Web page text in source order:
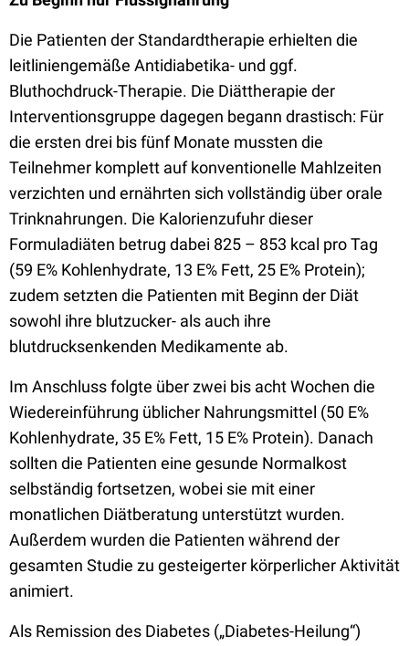
Die Patienten der Standardtherapie erhielten die
leitliniengemäße Antidiabetika- und ggf.
Bluthochdruck-Therapie. Die Diättherapie der
Interventionsgruppe dagegen begann drastisch: Für
die ersten drei bis fünf Monate mussten die
Teilnehmer komplett auf konventionelle Mahlzeiten
verzichten und ernährten sich vollständig über orale
Trinknahrungen. Die Kalorienzufuhr dieser
Formuladiäten betrug dabei 825 – 853 kcal pro Tag
(59 E% Kohlenhydrate, 13 E% Fett, 25 E% Protein);
zudem setzten die Patienten mit Beginn der Diät
sowohl ihre blutzucker- als auch ihre
blutdrucksenkenden Medikamente ab.
Im Anschluss folgte über zwei bis acht Wochen die
Wiedereinführung üblicher Nahrungsmittel (50 E%
Kohlenhydrate, 35 E% Fett, 15 E% Protein). Danach
sollten die Patienten eine gesunde Normalkost
selbständig fortsetzen, wobei sie mit einer
monatlichen Diätberatung unterstützt wurden.
Außerdem wurden die Patienten während der
gesamten Studie zu gesteigerter körperlicher Aktivität
animiert.
Als Remission des Diabetes („Diabetes-Heilung“)